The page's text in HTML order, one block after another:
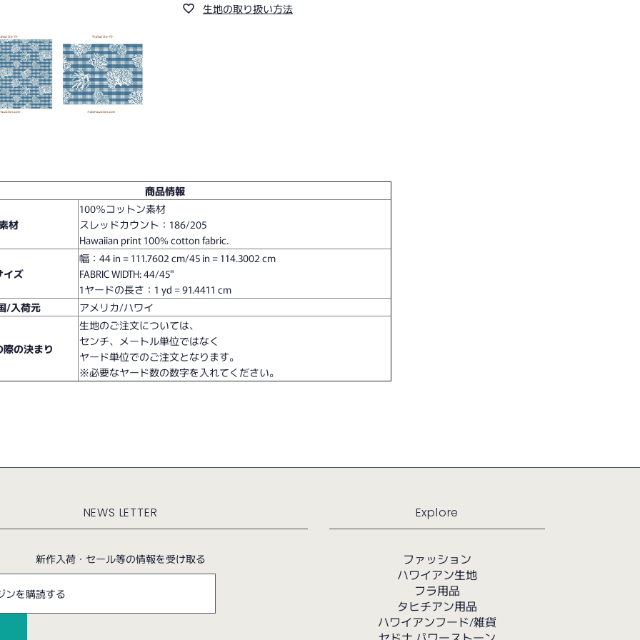
生地の取り扱い方法
商品情報
材
100％コットン素材
スレッドカウント：186/205
Hawaiian print 100% cotton fabric.
イズ
幅：44 in = 111.7602 cm/45 in = 114.3002 cm
FABRIC WIDTH: 44/45"
1ヤードの長さ： 1 yd = 91.4411 cm
/入荷元
アメリカ/ハワイ
の決まり
生地のご注文については、
センチ、メートル単位ではなく
ヤード単位でのご注文となります。
※必要なヤード数の数字を入れてください。
NEWS LETTER
新作入荷・セール等の情報を受け取る
Explore
ファッション
ハワイアン生地
フラ用品
タヒチアン用品
ハワイアンフード/雑貨